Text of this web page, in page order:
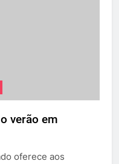
verão em
oferece aos